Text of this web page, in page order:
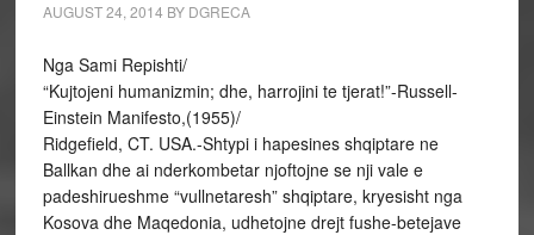
AUGUST 24, 2014 BY DGRECA
Nga Sami Repishti/
“Kujtojeni humanizmin; dhe, harrojini te tjerat!”-Russell-
Einstein Manifesto,(1955)/
Ridgefield, CT. USA.-Shtypi i hapesines shqiptare ne
Ballkan dhe ai nderkombetar njoftojne se nji vale e
padeshirueshme “vullnetaresh” shqiptare, kryesisht nga
Kosova dhe Maqedonia, udhetojne drejt fushe-betejave